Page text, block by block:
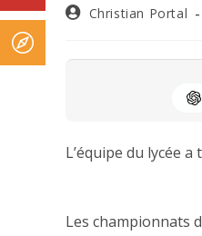
Christian Portal
L’équipe du lycée
Les championnats